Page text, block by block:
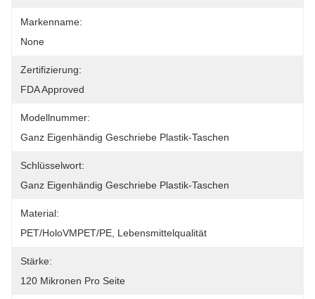
Markenname:
None
Zertifizierung:
FDA Approved
Modellnummer:
Ganz Eigenhändig Geschriebe Plastik-Taschen
Schlüsselwort:
Ganz Eigenhändig Geschriebe Plastik-Taschen
Material:
PET/HoloVMPET/PE, Lebensmittelqualität
Stärke:
120 Mikronen Pro Seite